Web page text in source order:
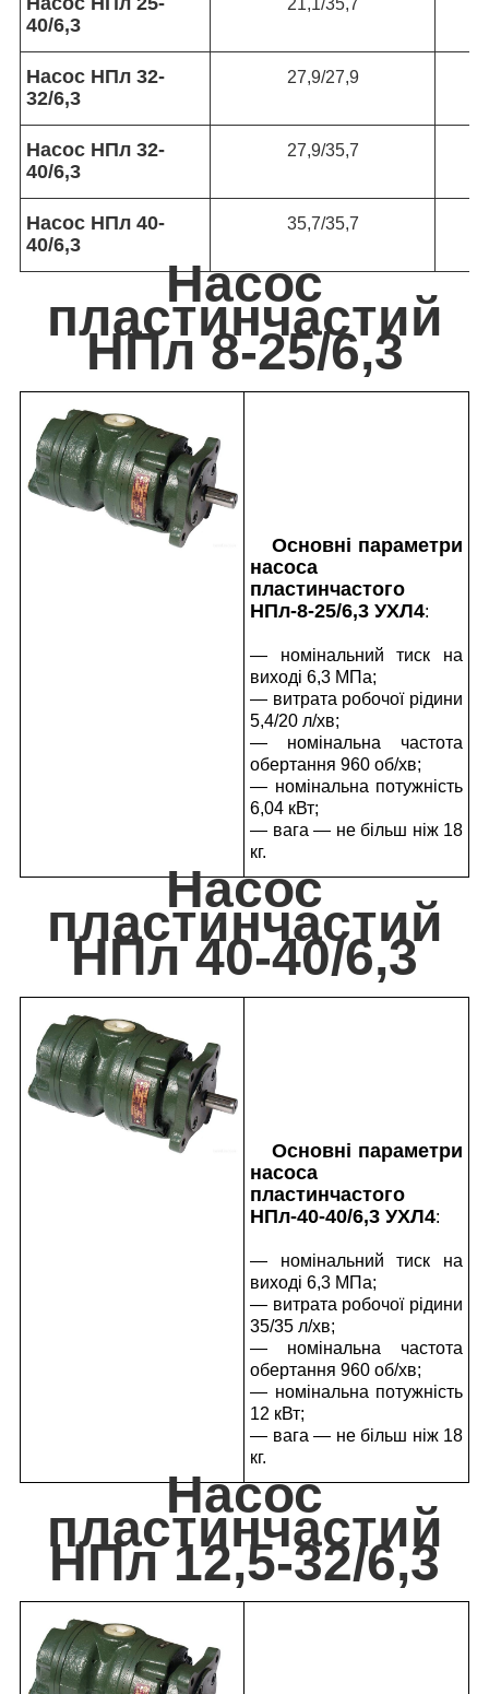
40/6,3
21,1/35,7
Насос НПл 32-
32/6,3
27,9/27,9
Насос НПл 32-
40/6,3
27,9/35,7
Насос НПл 40-
40/6,3
35,7/35,7
Насос
пластинчастий
НПл 8-25/6,3
Основні параметри
насоса
пластинчастого
НПл-8-25/6,3 УХЛ4:
— номінальний тиск на
виході 6,3 МПа;
— витрата робочої рідини
5,4/20 л/хв;
— номінальна частота
обертання 960 об/хв;
— номінальна потужність
6,04 кВт;
— вага — не більш ніж 18
кг.
Насос
пластинчастий
НПл 40-40/6,3
Основні параметри
насоса
пластинчастого
НПл-40-40/6,3 УХЛ4:
— номінальний тиск на
виході 6,3 МПа;
— витрата робочої рідини
35/35 л/хв;
— номінальна частота
обертання 960 об/хв;
— номінальна потужність
12 кВт;
— вага — не більш ніж 18
кг.
Насос
пластинчастий
НПл 12,5-32/6,3